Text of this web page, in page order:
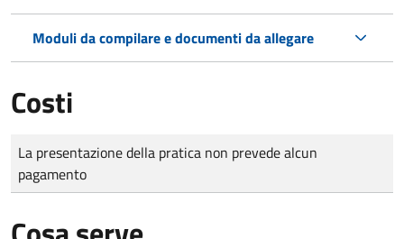
Moduli da compilare e documenti da allegare
Costi
Tipo di pagamento
Importo
La presentazione della pratica non prevede alcun
pagamento